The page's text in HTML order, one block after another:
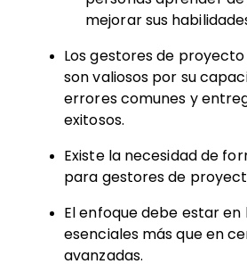
mejorar sus
Los gestores de
son valiosos por su
errores comunes y
exitosos.
Existe la necesidad de
para gestores de
El enfoque debe estar en
esenciales más que en
avanzadas.